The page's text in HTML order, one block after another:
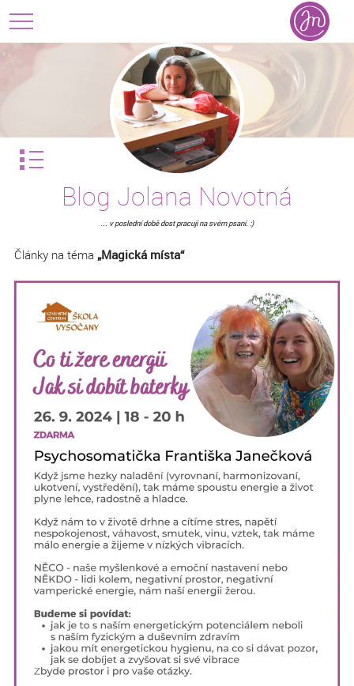
Blog Jolana Novotná
... v poslední době dost pracuji na svém psaní. :)
Články na téma „Magická místa“